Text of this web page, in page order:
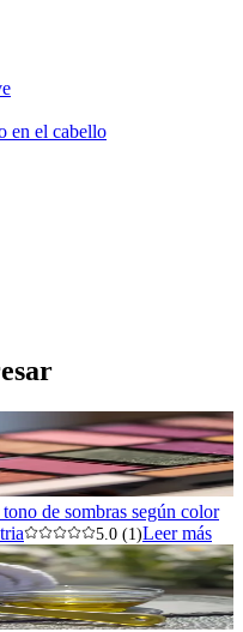
en el cabello
de sombras según color
5.0 (1)Leer más